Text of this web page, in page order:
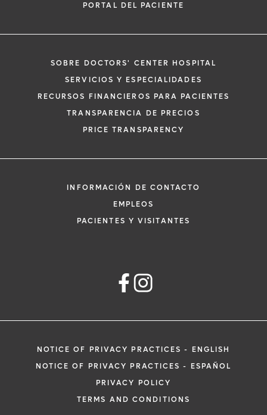
PORTAL DEL PACIENTE
SOBRE DOCTORS' CENTER HOSPITAL
SERVICIOS Y ESPECIALIDADES
RECURSOS FINANCIEROS PARA PACIENTES
TRANSPARENCIA DE PRECIOS
PRICE TRANSPARENCY
INFORMACIÓN DE CONTACTO
EMPLEOS
PACIENTES Y VISITANTES
NOTICE OF PRIVACY PRACTICES - ENGLISH
NOTICE OF PRIVACY PRACTICES - ESPAÑOL
PRIVACY POLICY
TERMS AND CONDITIONS